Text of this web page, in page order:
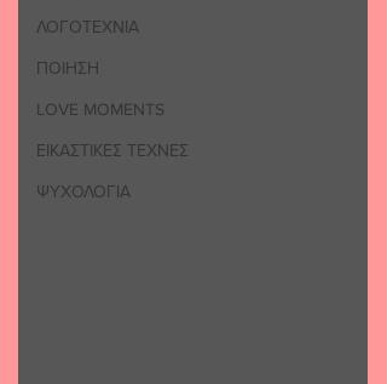
ΛΟΓΟΤΕΧΝΙΑ
ΠΟΙΗΣΗ
LOVE MOMENTS
ΕΙΚΑΣΤΙΚΕΣ ΤΕΧΝΕΣ
ΨΥΧΟΛΟΓΙΑ